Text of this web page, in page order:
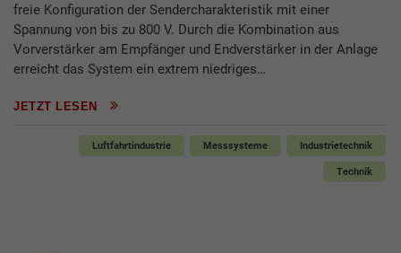
freie Konfiguration der Sendercharakteristik mit einer
Spannung von bis zu 800 V. Durch die Kombination aus
Vorverstärker am Empfänger und Endverstärker in der Anlage
erreicht das System ein extrem niedriges…
JETZT LESEN
Luftfahrtindustrie Messsysteme Industrietechnik
Technik